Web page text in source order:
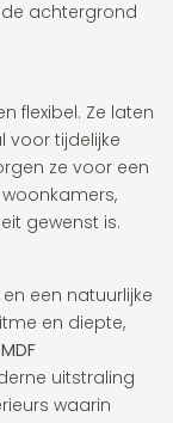
achtergrond
flexibel. Ze laten
voor tijdelijke
ze voor een
gewenst is.
een natuurlijke
en diepte,
MDF
uitstraling
waarin